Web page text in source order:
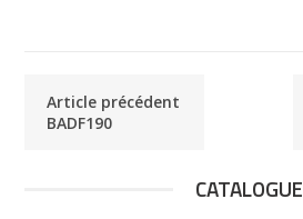
Article précédent
BADF190
CATALOGUE